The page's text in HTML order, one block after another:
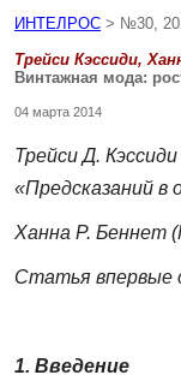
ИНТЕЛРОС > №30,
Трейси Кэссиди,
Винтажная мода:
04 марта 2014
Трейси Д. Кэссиди
«Предсказаний в
Ханна Р. Беннет
Статья впервые
1. Введение